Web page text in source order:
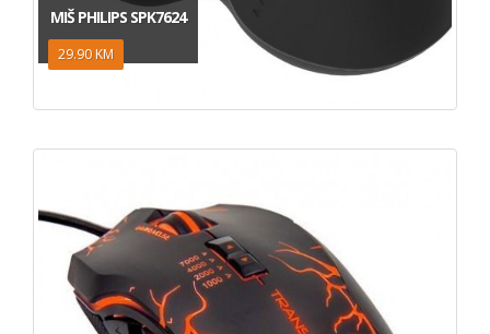
MIŠ PHILIPS SPK7624
29.90 KM